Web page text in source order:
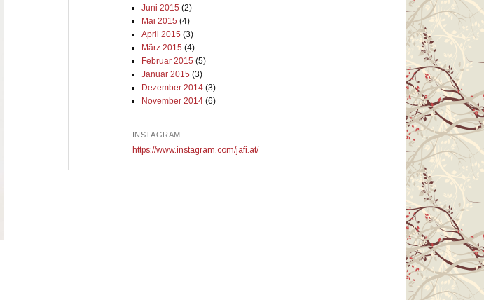
Juni 2015 (2)
Mai 2015 (4)
April 2015 (3)
März 2015 (4)
Februar 2015 (5)
Januar 2015 (3)
Dezember 2014(3)
November 2014(6)
INSTAGRAM
https://www.instagram.com/jafi.at/